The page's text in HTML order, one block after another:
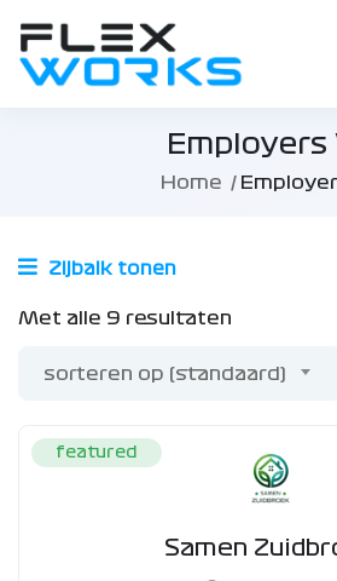
Employers
Home
Zijbalk tonen
Met alle 9 resultaten
sorteren op (standaard)
featured
Samen